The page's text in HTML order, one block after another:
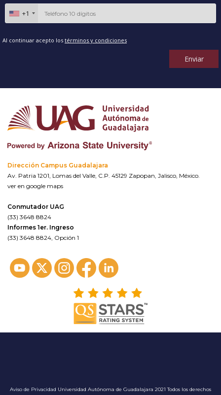
+1
Al continuar acepto los términos y condiciones
Enviar
Dirección Campus Guadalajara
Av. Patria 1201, Lomas del Valle, C.P. 45129 Zapopan, Jalisco, México.
ver en google maps
Conmutador UAG
(33) 3648 8824
Informes 1er. Ingreso
(33) 3648 8824, Opción 1
Aviso de Privacidad Universidad Autónoma de Guadalajara 2021 Todos los derechos